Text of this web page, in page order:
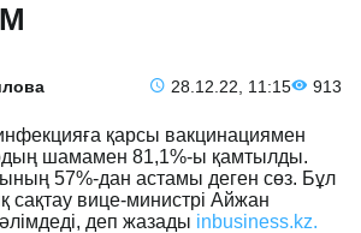
28.12.22, 11:15 913
қарсы вакцинациямен
шамамен 81,1%-ы қамтылды.
57%-дан астамы деген сөз. Бұл
сақтау вице-министрі Айжан
деп жазады inbusiness.kz.